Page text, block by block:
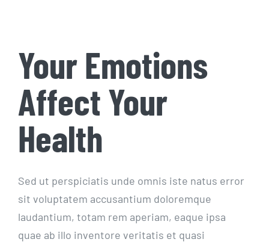
Your Emotions
Affect Your
Health
Sed ut perspiciatis unde omnis iste natus error
sit voluptatem accusantium doloremque
laudantium, totam rem aperiam, eaque ipsa
quae ab illo inventore veritatis et quasi